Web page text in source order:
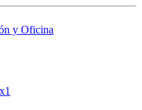
y Oficina